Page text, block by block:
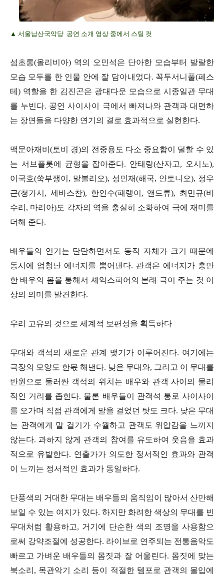
▲ 서울남산국악당 공연 소개 영상 중에서 스틸 컷
섬초롱(올리비아) 역의 오민석은 단아한 모습부터 발랄한
모습 모두를 한 인물 안에 잘 담아내었다. 꼭두서니풀(페스
테) 역할을 한 김진곤은 광대다운 모습으로 시종일관 무대
를 누빈다. 공연 사이사이 극에서 빠져나와 관객과 대면하
는 장면들을 다양한 연기의 결로 효과적으로 실현한다.
맥문아재비(토비 경)의 전중용도 다소 중요함이 덜할 수 있
는 서브플롯에 균형을 잡아준다. 안태랑(산자고, 오시노),
이국호(쑥부쟁이, 말볼리오), 성민재(해국, 안토니오), 정우
근(청가시, 세바스찬), 한인수(패랭이, 앤드류), 최민규(비
수리, 마리아)도 각자의 역을 충실히 소화하여 극에 재미를
더해 준다.
배우들의 연기는 탄탄하면서도 동작 자체가 크기 때문에
동시에 엄청난 에너지를 뿜어낸다. 관객은 에너지가 충만
한 배우의 몸을 통해서 셰익스피어의 본래 극이 주는 것 이
상의 의미를 발견한다.
우리 고유의 것으로 세계적 보편성을 획득하다
무대와 객석의 새로운 관계 맺기가 이루어진다. 여기에는
극장의 모양도 한몫 해낸다. 낮은 무대와, 그리고 이 무대를
반원으로 둘러싼 객석의 위치는 배우와 관객 사이의 물리
적인 거리를 좁힌다. 물론 배우들이 관객석 통로 사이사이
를 오가며 직접 관객에게 말을 걸었던 탓도 크다. 낮은 무대
는 관객에게 말 걸기가 수월하고 관객도 위압감을 느끼지
않는다. 과하지 않게 관객의 참여를 유도하여 웃음을 효과
적으로 유발한다. 연출가가 의도한 정서적인 효과와 관객
이 느끼는 정서적인 효과가 동일하다.
단풍색의 거대한 무대는 배우들의 움직임이 많아서 산만해
보일 수 있는 여지가 있다. 하지만 화려한 색상의 무대를 빈
무대처럼 활용하고, 거기에 단순한 색의 조명을 사용함으
로써 강약조절에 성공한다. 라이브로 연주되는 전통음악도
빠르고 가벼운 배우들의 몸짓과 잘 어울린다. 몸짓에 맞는
북소리, 목관악기 소리 등이 적절한 템포로 관객의 몰입에